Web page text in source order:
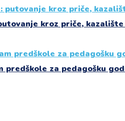
kroz priče,
predškole za pedagošku